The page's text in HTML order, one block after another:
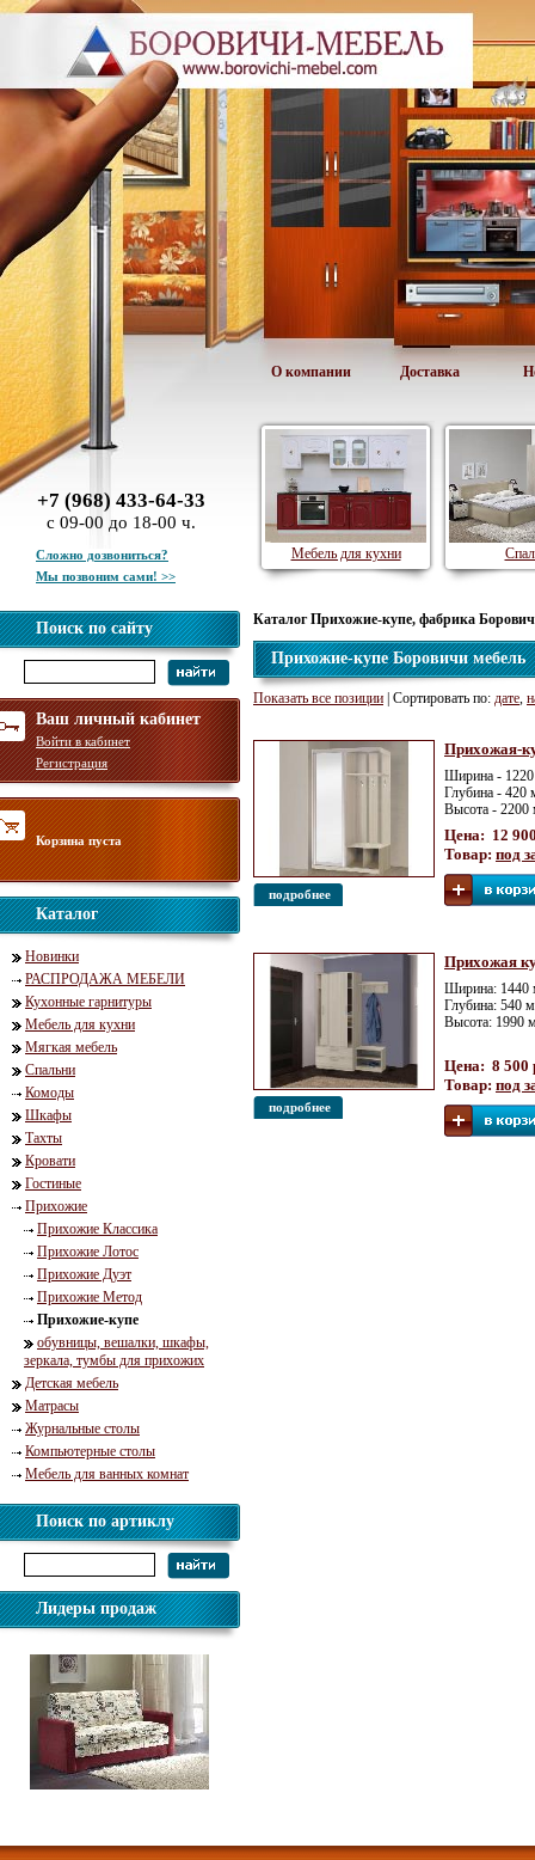
О компании Доставка
+7 (968) 433-64-33
с 09-00 до 18-00 ч.
Сложно дозвониться?
Мы позвоним сами! >>
Поиск по сайту
Ваш личный кабинет
Войти в кабинет
Регистрация
Корзина пуста
Каталог
Новинки
РАСПРОДАЖА МЕБЕЛИ
Кухонные гарнитуры
Мебель для кухни
Мягкая мебель
Спальни
Комоды
Шкафы
Тахты
Кровати
Гостиные
Прихожие
Прихожие Классика
Прихожие Лотос
Прихожие Дуэт
Прихожие Метод
Прихожие-купе
обувницы, вешалки, шкафы,
зеркала, тумбы для прихожих
Детская мебель
Матрасы
Журнальные столы
Компьютерные столы
Мебель для ванных комнат
Поиск по артиклу
Лидеры продаж
Мебель для кухни
Каталог Прихожие-купе, фабрика
Прихожие-купе Боровичи мебель
Показать все позиции | Сортировать по: дате,
подробнее
Прихожая-
Ширина -
Глубина - 420
Высота -
Цена: 12
Товар: под
подробнее
Прихожая
Ширина: 1440
Глубина: 540
Высота: 1990
Цена: 8 500
Товар: под